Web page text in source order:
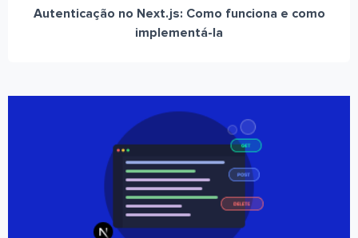
Autenticação no Next.js: Como funciona e como
implementá-la